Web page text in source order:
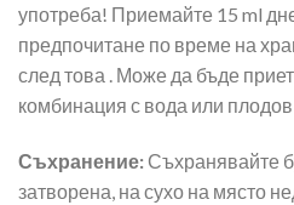
употреба! Приемайте 15 ml
предпочитане по време на
след това . Може да бъде
комбинация с вода или плодов
Съхранение: Съхранявайте
затворена, на сухо на място